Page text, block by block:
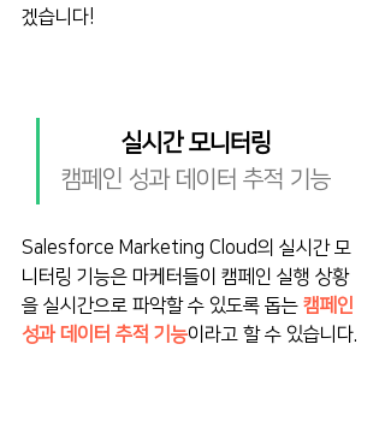
겠습니다!
실시간 모니터링
캠페인 성과 데이터 추적 기능
Salesforce Marketing Cloud의 실시간 모
니터링 기능은 마케터들이 캠페인 실행 상황
을 실시간으로 파악할 수 있도록 돕는 캠페인
성과 데이터 추적 기능이라고 할 수 있습니다.